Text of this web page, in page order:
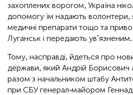
захоплених ворогом, Україна
допомогу їм надають волонтери,
медичні препарати тощо та
Луганськ і передають ув’язненим.
Тому, насправді, йдеться про
держави, який Андрій Борисович
разом з начальником штабу
при СБУ генерал-майором